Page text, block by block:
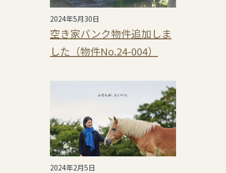
2024年5月30日
空き家バンク物件追加しま
した（物件No.24-004）
2024年2月5日